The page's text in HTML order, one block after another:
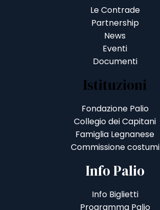
Le Contrade
Partnership
News
Eventi
Documenti
Istituzioni
Fondazione Palio
Collegio dei Capitani
Famiglia Legnanese
Commissione costumi
Info Palio
Info Biglietti
Programma Palio